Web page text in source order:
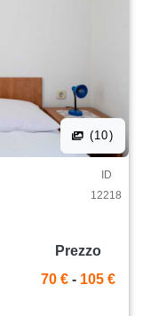
(10)
ID
12218
Prezzo
70 € - 105 €